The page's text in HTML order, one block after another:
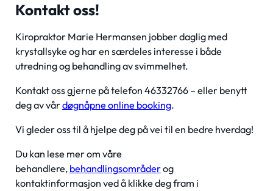
Kontakt oss!
Kiropraktor Marie Hermansen jobber daglig med
krystallsyke og har en særdeles interesse i både
utredning og behandling av svimmelhet.
Kontakt oss gjerne på telefon 46332766 – eller benytt
deg av vårdøgnåpne online booking.
Vi gleder oss til å hjelpe deg på vei til en bedre hverdag!
Du kan lese mer om våre
behandlere, behandlingsområderog
kontaktinformasjon ved å klikke deg fram i